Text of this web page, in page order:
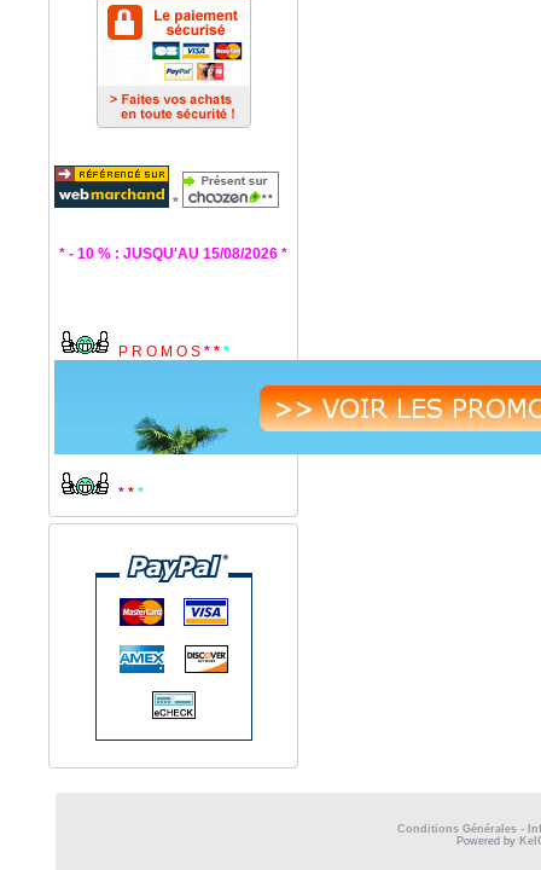
*
* - 10 % : JUSQU'AU 15/08/2026 *
P R O M O S * * *
* * *
Conditions Générales -
Powered by